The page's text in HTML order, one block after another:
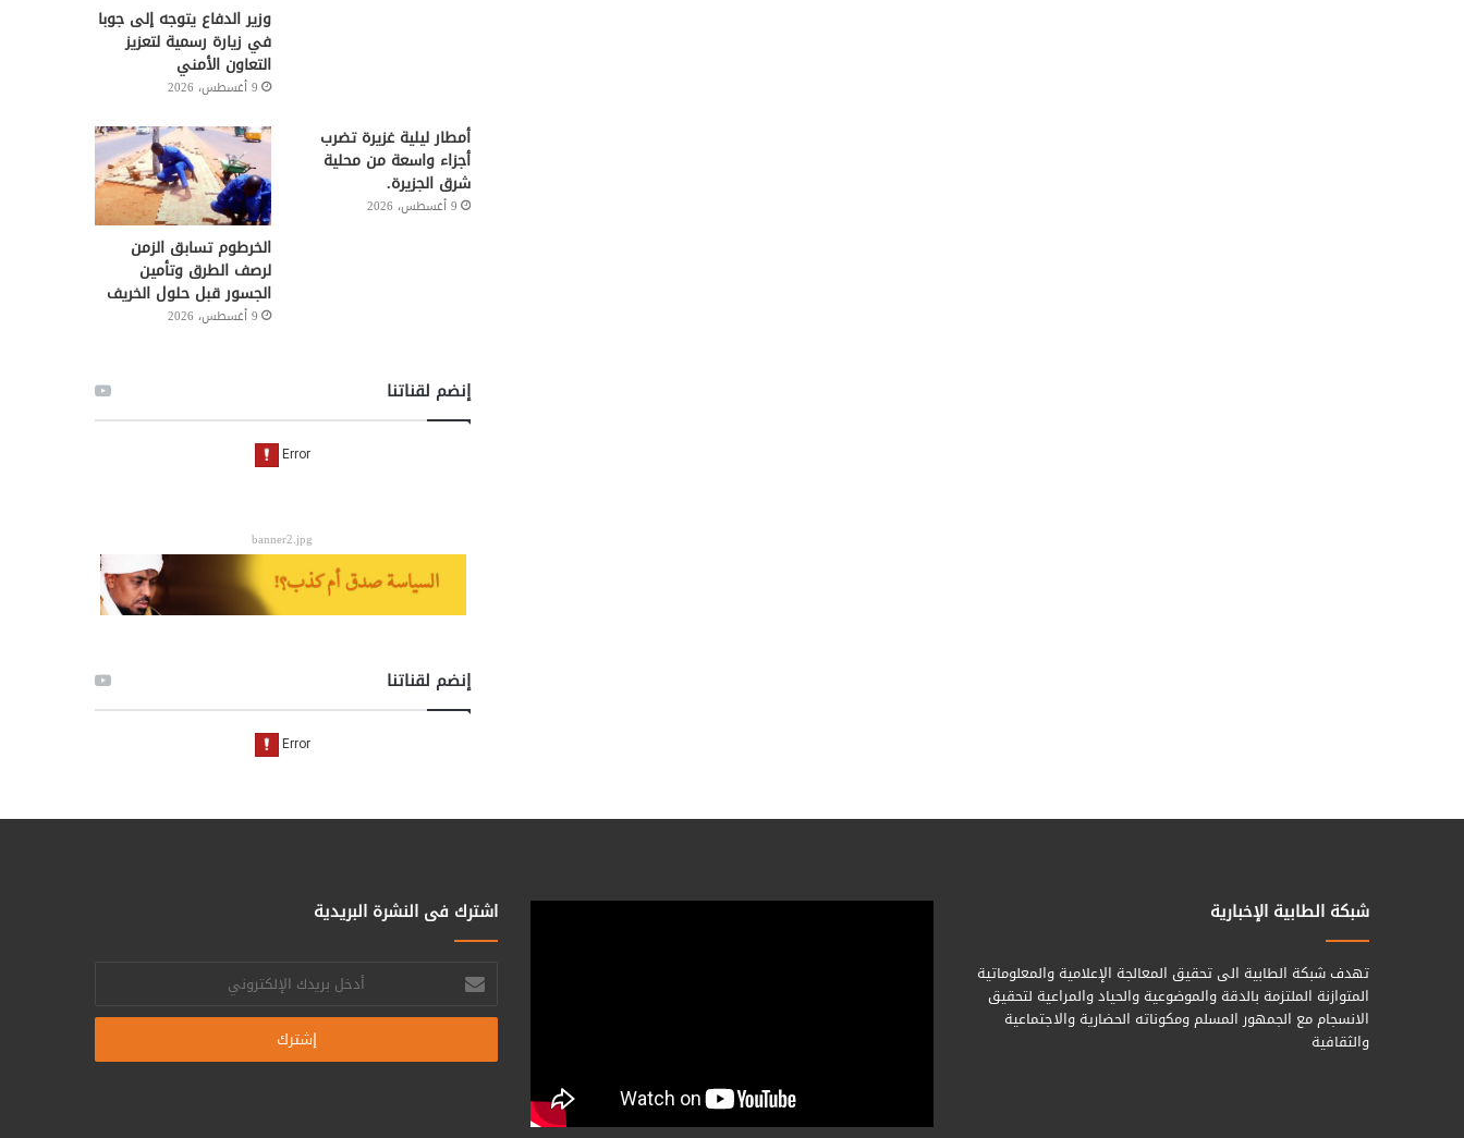
وزير الدفاع يتوجه إلى جوبا
في زيارة رسمية لتعزيز
التعاون الأمني
9 أغسطس، 2026
أمطار ليلية غزيرة تضرب
أجزاء واسعة من محلية
شرق الجزيرة.
9 أغسطس، 2026
الخرطوم تسابق الزمن
لرصف الطرق وتأمين
الجسور قبل حلول الخريف
9 أغسطس، 2026
إنضم لقناتنا
banner2.jpg
إنضم لقناتنا
شبكة الطابية الإخبارية
تهدف شبكة الطابية الى تحقيق المعالجة الإعلامية والمعلوماتية
المتوازنة الملتزمة بالدقة والموضوعية والحياد والمراعية لتحقيق
الانسجام مع الجمهور المسلم ومكوناته الحضارية والاجتماعية
والثقافية
اشترك فى النشرة البريدية
أدخل
بريدك
الإلكتروني